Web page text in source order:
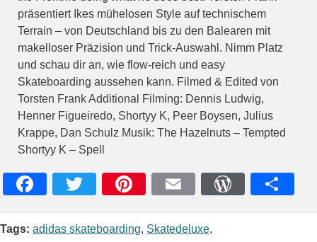
präsentiert Ikes mühelosen Style auf technischem
Terrain – von Deutschland bis zu den Balearen mit
makelloser Präzision und Trick-Auswahl. Nimm Platz
und schau dir an, wie flow-reich und easy
Skateboarding aussehen kann. Filmed & Edited von
Torsten Frank Additional Filming: Dennis Ludwig,
Henner Figueiredo, Shortyy K, Peer Boysen, Julius
Krappe, Dan Schulz Musik: The Hazelnuts – Tempted
Shortyy K – Spell
Tags: adidas skateboarding, Skatedeluxe,